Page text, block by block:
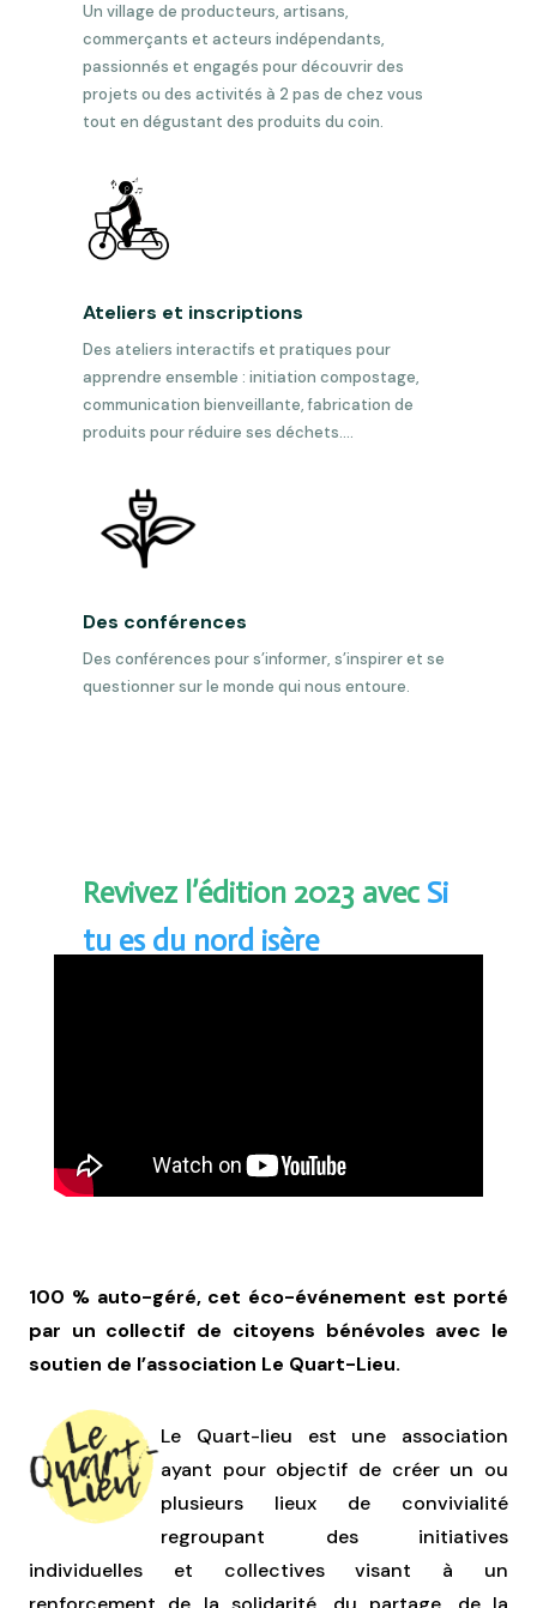
Un village de producteurs, artisans,
commerçants et acteurs indépendants,
passionnés et engagés pour découvrir des
projets ou des activités à 2 pas de chez vous
tout en dégustant des produits du coin.
Ateliers et inscriptions
Des ateliers interactifs et pratiques pour
apprendre ensemble : initiation compostage,
communication bienveillante, fabrication de
produits pour réduire ses déchets….
Des conférences
Des conférences pour s’informer, s’inspirer et se
questionner sur le monde qui nous entoure.
Revivez l’édition 2023 avec Si
tu es du nord isère
100 % auto-géré, cet éco-événement est porté
par un collectif de citoyens bénévoles avec le
soutien de l’association Le Quart-Lieu.
Le Quart-lieu est une association
ayant pour objectif de créer un ou
plusieurs lieux de convivialité
regroupant des initiatives
individuelles et collectives visant à un